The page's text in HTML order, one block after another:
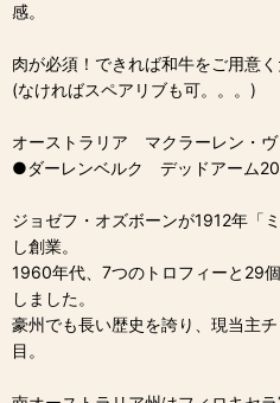
感。
肉が必須！できれば和牛をご用意く
(なければスペアリブも可。。。)
オーストラリア マクラーレン・ヴ
●ダーレンベルク デッドアーム
ジョゼフ・オズボーンが1912年「
し創業。
1960年代、7つのトロフィーと29
しました。
豪州でも長い歴史を誇り、現当主
目。